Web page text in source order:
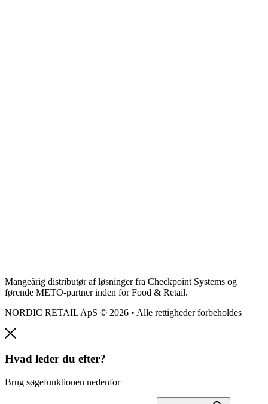
Mangeårig distributør af løsninger fra Checkpoint Systems og
førende METO-partner inden for Food & Retail.
NORDIC RETAIL ApS © 2026 • Alle rettigheder forbeholdes
Hvad leder du efter?
Brug søgefunktionen nedenfor